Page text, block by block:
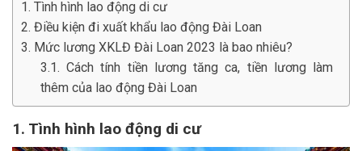
1. Tình hình lao động di cư
2. Điều kiện đi xuất khẩu lao động Đài Loan
3. Mức lương XKLĐ Đài Loan 2023 là bao nhiêu?
3.1. Cách tính tiền lương tăng ca, tiền lương làm
thêm của lao động Đài Loan
1. Tình hình lao động di cư